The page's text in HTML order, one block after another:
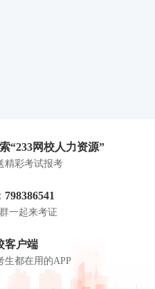
“233网校人力资源”
精彩考试报考
一起来考证
客户端
生都在用的APP